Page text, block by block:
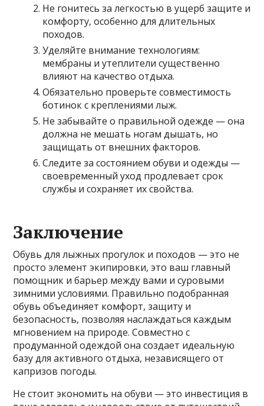
Не гонитесь за легкостью в ущерб защите и
комфорту, особенно для длительных
походов.
Уделяйте внимание технологиям:
мембраны и утеплители существенно
влияют на качество отдыха.
Обязательно проверьте совместимость
ботинок с креплениями лыж.
Не забывайте о правильной одежде — она
должна не мешать ногам дышать, но
защищать от внешних факторов.
Следите за состоянием обуви и одежды —
своевременный уход продлевает срок
службы и сохраняет их свойства.
Заключение
Обувь для лыжных прогулок и походов — это не
просто элемент экипировки, это ваш главный
помощник и барьер между вами и суровыми
зимними условиями. Правильно подобранная
обувь объединяет комфорт, защиту и
безопасность, позволяя наслаждаться каждым
мгновением на природе. Совместно с
продуманной одеждой она создает идеальную
базу для активного отдыха, независящего от
капризов погоды.
Не стоит экономить на обуви — это инвестиция в